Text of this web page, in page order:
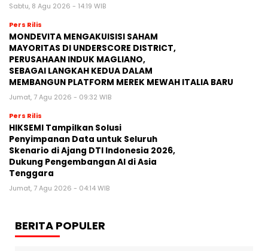
Sabtu, 8 Agu 2026 - 14:19 WIB
Pers Rilis
MONDEVITA MENGAKUISISI SAHAM
MAYORITAS DI UNDERSCORE DISTRICT,
PERUSAHAAN INDUK MAGLIANO,
SEBAGAI LANGKAH KEDUA DALAM
MEMBANGUN PLATFORM MEREK MEWAH ITALIA BARU
Jumat, 7 Agu 2026 - 09:32 WIB
Pers Rilis
HIKSEMI Tampilkan Solusi
Penyimpanan Data untuk Seluruh
Skenario di Ajang DTI Indonesia 2026,
Dukung Pengembangan AI di Asia
Tenggara
Jumat, 7 Agu 2026 - 04:14 WIB
BERITA POPULER